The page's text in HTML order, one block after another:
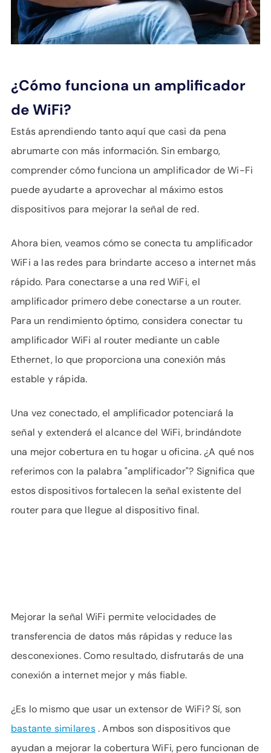
¿Cómo funciona un amplificador
de WiFi?
Estás aprendiendo tanto aquí que casi da pena
abrumarte con más información. Sin embargo,
comprender cómo funciona un amplificador de Wi-Fi
puede ayudarte a aprovechar al máximo estos
dispositivos para mejorar la señal de red.
Ahora bien, veamos cómo se conecta tu amplificador
WiFi a las redes para brindarte acceso a internet más
rápido. Para conectarse a una red WiFi, el
amplificador primero debe conectarse a un router.
Para un rendimiento óptimo, considera conectar tu
amplificador WiFi al router mediante un cable
Ethernet, lo que proporciona una conexión más
estable y rápida.
Una vez conectado, el amplificador potenciará la
señal y extenderá el alcance del WiFi, brindándote
una mejor cobertura en tu hogar u oficina. ¿A qué nos
referimos con la palabra "amplificador"? Significa que
estos dispositivos fortalecen la señal existente del
router para que llegue al dispositivo final.
Mejorar la señal WiFi permite velocidades de
transferencia de datos más rápidas y reduce las
desconexiones. Como resultado, disfrutarás de una
conexión a internet mejor y más fiable.
¿Es lo mismo que usar un extensor de WiFi? Sí, son
bastante similares. Ambos son dispositivos que
ayudan a mejorar la cobertura WiFi, pero funcionan de